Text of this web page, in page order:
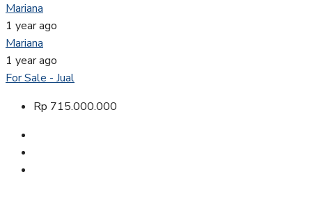
Mariana
1 year ago
Mariana
1 year ago
For Sale - Jual
Rp 715.000.000